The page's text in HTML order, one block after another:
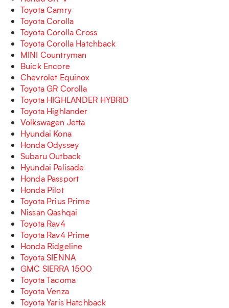
Toyota Camry
Toyota Corolla
Toyota Corolla Cross
Toyota Corolla Hatchback
MINI Countryman
Buick Encore
Chevrolet Equinox
Toyota GR Corolla
Toyota HIGHLANDER HYBRID
Toyota Highlander
Volkswagen Jetta
Hyundai Kona
Honda Odyssey
Subaru Outback
Hyundai Palisade
Honda Passport
Honda Pilot
Toyota Prius Prime
Nissan Qashqai
Toyota Rav4
Toyota Rav4 Prime
Honda Ridgeline
Toyota SIENNA
GMC SIERRA 1500
Toyota Tacoma
Toyota Venza
Toyota Yaris Hatchback